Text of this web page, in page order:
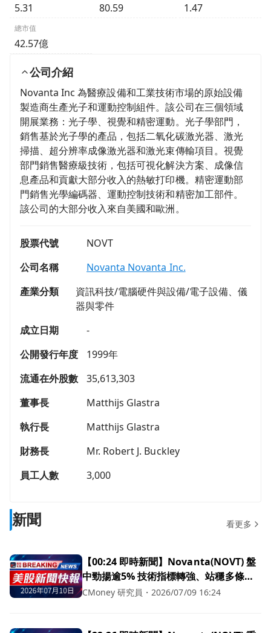
5.31 80.59 1.47
總市值
42.57億
公司介紹
Novanta Inc 為醫療設備和工業技術市場的原始設備
製造商生產光子和運動控制組件。該公司在三個領域
開展業務：光子學、視覺和精密運動。光子學部門，
銷售基於光子學的產品，包括二氧化碳激光器、激光
掃描、超分辨率成像激光器和激光束傳輸項目。視覺
部門銷售醫療級技術，包括可視化解決方案、成像信
息產品和貢獻大部分收入的熱敏打印機。精密運動部
門銷售光學編碼器、運動控制技術和精密加工部件。
該公司的大部分收入來自美國和歐洲。
股票代號
NOVT
公司名稱
Novanta Novanta Inc.
產業分類
資訊科技/電腦硬件與設備/電子設備、儀
器與零件
成立日期
-
公開發行年度
1999年
流通在外股數
35,613,303
董事長
Matthijs Glastra
執行長
Matthijs Glastra
財務長
Mr. Robert J. Buckley
員工人數
3,000
新聞 看更多
【00:24 即時新聞】Novanta(NOVT) 盤
中勁揚逾5% 技術指標轉強、站穩多條均
線
CMoney 研究員 ・ 2026/07/09 16:24